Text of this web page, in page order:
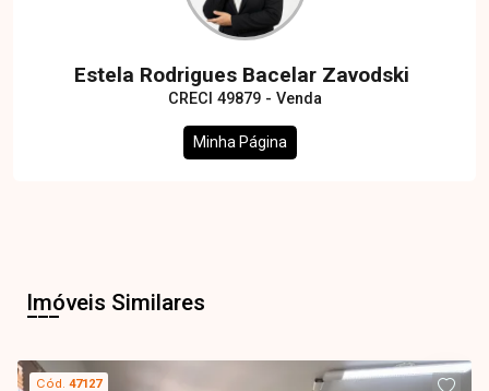
Estela Rodrigues Bacelar Zavodski
CRECI 49879 - Venda
Minha Página
Imóveis Similares
Cód.47127